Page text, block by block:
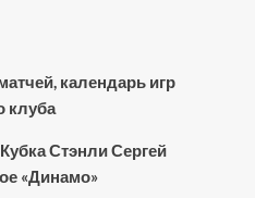
календарь игр
клуба
Стэнли Сергей
«Динамо»